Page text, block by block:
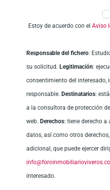
Estoy de acuerdo con el Aviso
Responsable del fichero:
su solicitud. Legitimación:
consentimiento del interesado,
responsable. Destinatarios:
a la consultora de protección
web. Derechos: tiene derecho a
datos, así como otros
adicional, que puede ejercer
interesado.